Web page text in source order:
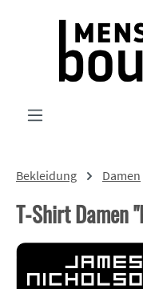
Zum Hauptinhalt springen
Bekleidung Damen
T-Shirt Damen